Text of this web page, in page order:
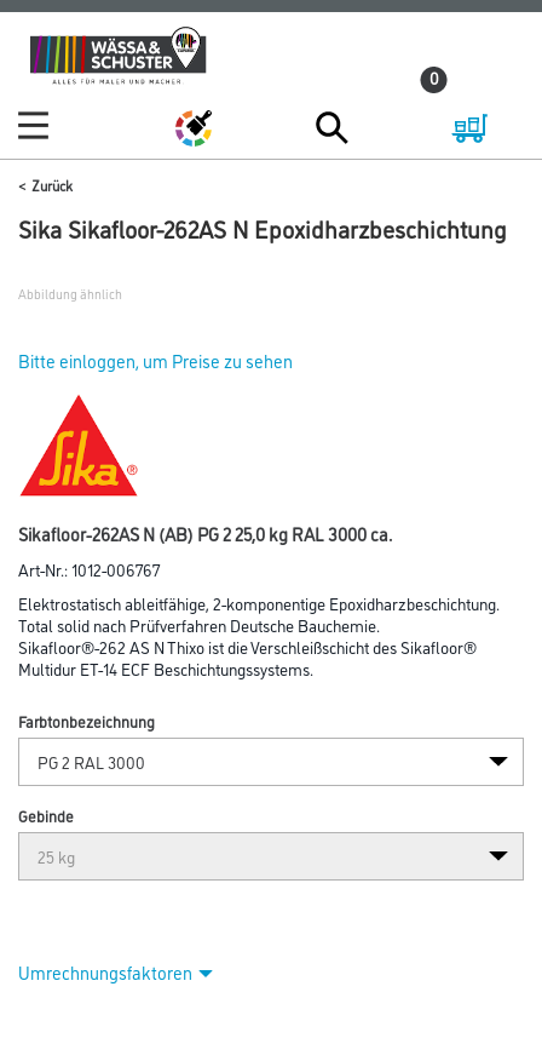
Zum
Inhalt
Zum
Navigationsmenü
0
Zurück
Sika Sikafloor-262AS N Epoxidharzbeschichtung
Abbildung ähnlich
Bitte einloggen, um Preise zu sehen
Sikafloor-262AS N (AB) PG 2 25,0 kg RAL 3000 ca.
Art-Nr.:1012-006767
Elektrostatisch ableitfähige, 2-komponentige Epoxidharzbeschichtung.
Total solid nach Prüfverfahren Deutsche Bauchemie.
Sikafloor®-262 AS N Thixo ist die Verschleißschicht des Sikafloor®
Multidur ET-14 ECF Beschichtungssystems.
Farbtonbezeichnung
Gebinde
Umrechnungsfaktoren